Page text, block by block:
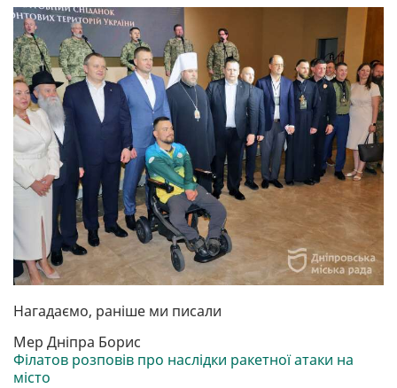
Нагадаємо, раніше ми писали
Мер Дніпра Борис
Філатов розповів про наслідки ракетної атаки на
місто